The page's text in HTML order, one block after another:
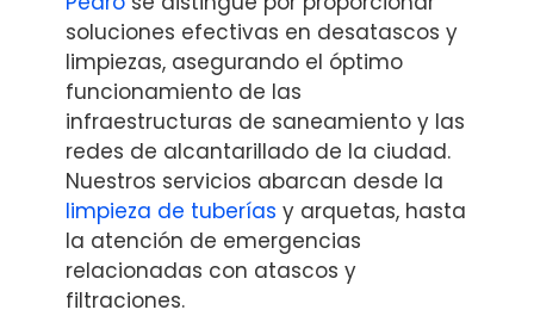
soluciones efectivas en desatascos y
limpiezas, asegurando el óptimo
funcionamiento de las
infraestructuras de saneamiento y las
redes de alcantarillado de la ciudad.
Nuestros servicios abarcan desde la
limpieza de tuberías y arquetas, hasta
la atención de emergencias
relacionadas con atascos y
filtraciones.